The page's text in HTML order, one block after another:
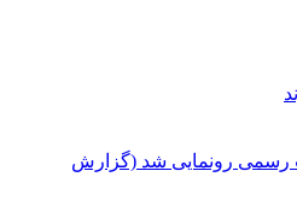
به صورت رسمی رونمایی شد (گزارش